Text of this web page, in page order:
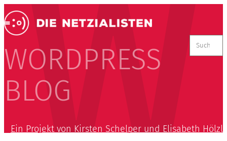
WORDPRESS
BLOG
nach:
Ein Projekt von Kirsten Schelper und Elisabeth Hölzl